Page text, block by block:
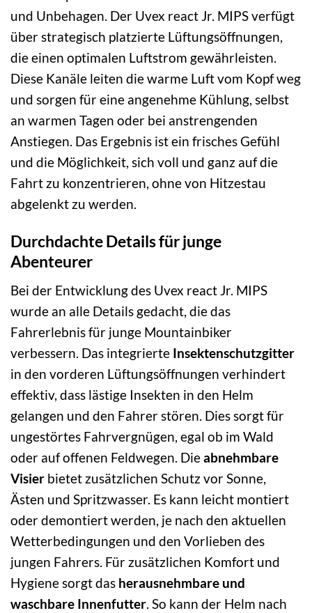
und Unbehagen. Der Uvex react Jr. MIPS verfügt
über strategisch platzierte Lüftungsöffnungen,
die einen optimalen Luftstrom gewährleisten.
Diese Kanäle leiten die warme Luft vom Kopf weg
und sorgen für eine angenehme Kühlung, selbst
an warmen Tagen oder bei anstrengenden
Anstiegen. Das Ergebnis ist ein frisches Gefühl
und die Möglichkeit, sich voll und ganz auf die
Fahrt zu konzentrieren, ohne von Hitzestau
abgelenkt zu werden.
Durchdachte Details für junge
Abenteurer
Bei der Entwicklung des Uvex react Jr. MIPS
wurde an alle Details gedacht, die das
Fahrerlebnis für junge Mountainbiker
verbessern. Das integrierte Insektenschutzgitter
in den vorderen Lüftungsöffnungen verhindert
effektiv, dass lästige Insekten in den Helm
gelangen und den Fahrer stören. Dies sorgt für
ungestörtes Fahrvergnügen, egal ob im Wald
oder auf offenen Feldwegen. Dieabnehmbare
Visier bietet zusätzlichen Schutz vor Sonne,
Ästen und Spritzwasser. Es kann leicht montiert
oder demontiert werden, je nach den aktuellen
Wetterbedingungen und den Vorlieben des
jungen Fahrers. Für zusätzlichen Komfort und
Hygiene sorgt das herausnehmbare und
waschbare Innenfutter. So kann der Helm nach